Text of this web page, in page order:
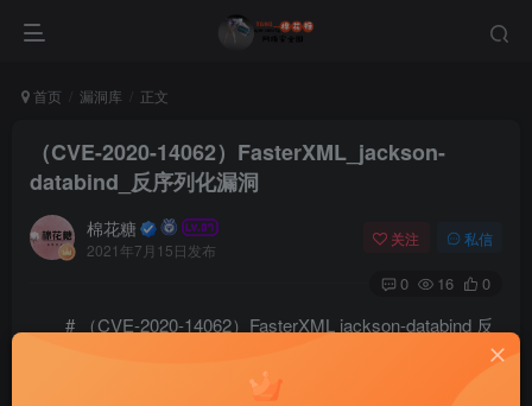
首页 漏洞库 正文
（CVE-2020-14062）FasterXML_jackson-
databind_反序列化漏洞
棉花糖
2021年7月15日发布
关注 私信
0 16 0
# （CVE-2020-14062）FasterXML jackson-databind 反